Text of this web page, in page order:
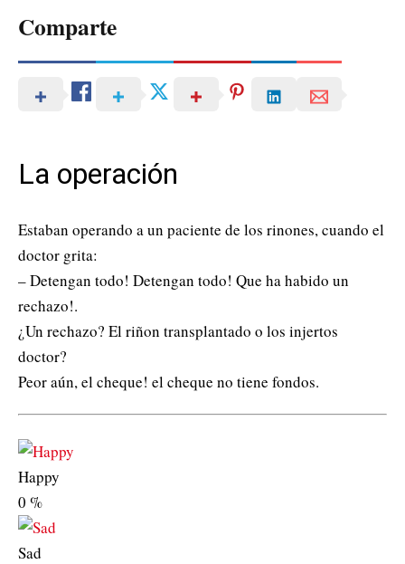
Comparte
La operación
Estaban operando a un paciente de los rinones, cuando el
doctor grita:
– Detengan todo! Detengan todo! Que ha habido un
rechazo!.
¿Un rechazo? El riñon transplantado o los injertos
doctor?
Peor aún, el cheque! el cheque no tiene fondos.
Happy
0 %
Sad